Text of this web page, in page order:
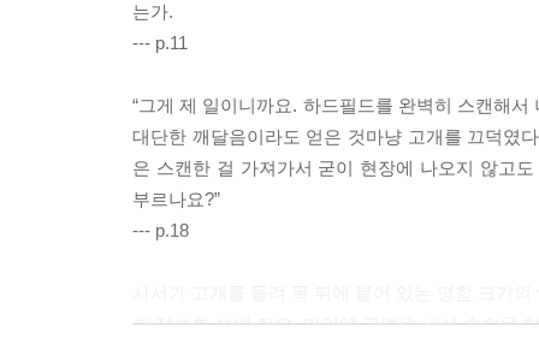
는가.
--- p.11
“그게 제 일이니까요. 하드필드를 완벽히 스캔해
대단한 깨달음이라도 얻은 것마냥 고개를 끄덕였
은 스캔한 걸 가져가서 굳이 현장에 나오지 않고
부르나요?”
--- p.18
한 정보를 보내 줘요. 머리에 구멍을 내서 수술을